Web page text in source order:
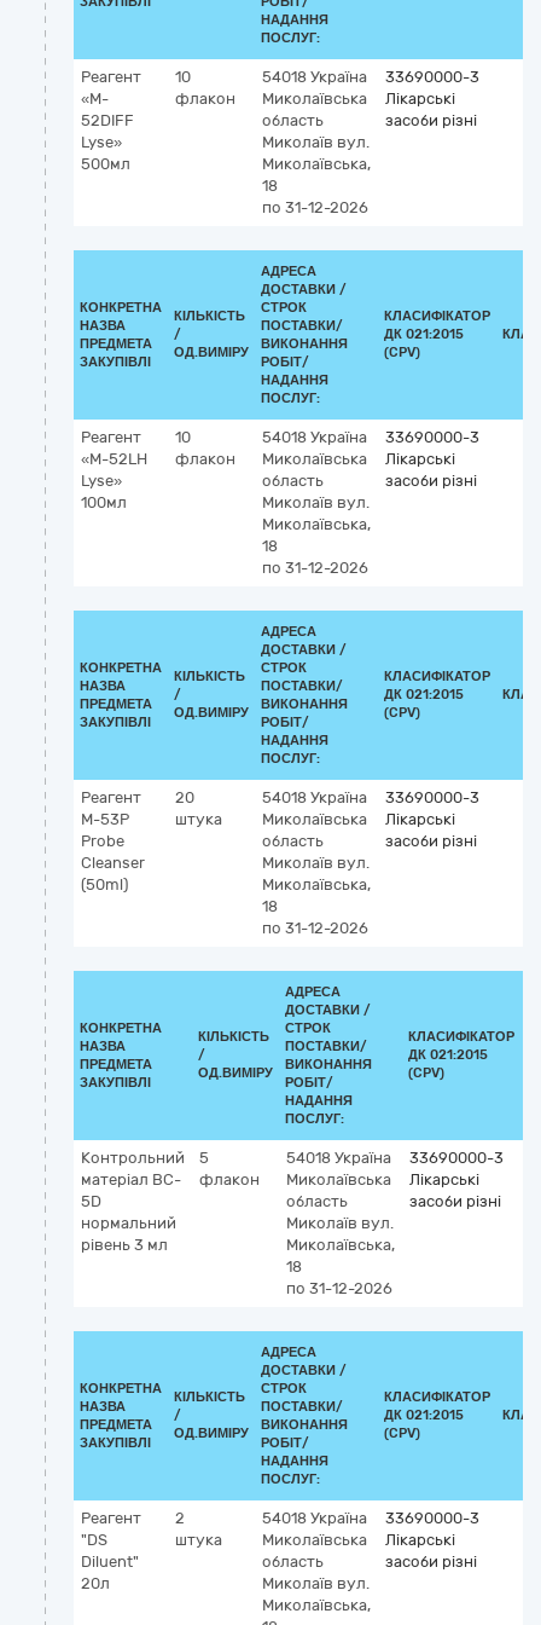
НАДАННЯ
ПОСЛУГ:
Реагент
«M-
52DIFF
Lyse»
500мл
10
флакон
54018 Україна
Миколаївська
область
Миколаїв вул.
Миколаївська,
18
по 31-12-2026
33690000-3
Лікарські
засоби різні
КОНКРЕТНА
НАЗВА
ПРЕДМЕТА
ЗАКУПІВЛІ
КІЛЬКІСТЬ
/
ОД.ВИМІРУ
АДРЕСА
ДОСТАВКИ /
СТРОК
ПОСТАВКИ/
ВИКОНАННЯ
РОБІТ/
НАДАННЯ
ПОСЛУГ:
КЛАСИФІКАТОР
ДК 021:2015
(CPV)
Реагент
«M-52LH
Lyse»
100мл
10
флакон
54018 Україна
Миколаївська
область
Миколаїв вул.
Миколаївська,
18
по 31-12-2026
33690000-3
Лікарські
засоби різні
КОНКРЕТНА
НАЗВА
ПРЕДМЕТА
ЗАКУПІВЛІ
КІЛЬКІСТЬ
/
ОД.ВИМІРУ
АДРЕСА
ДОСТАВКИ /
СТРОК
ПОСТАВКИ/
ВИКОНАННЯ
РОБІТ/
НАДАННЯ
ПОСЛУГ:
КЛАСИФІКАТОР
ДК 021:2015
(CPV)
Реагент
M-53P
Probe
Cleanser
(50ml)
20
штука
54018 Україна
Миколаївська
область
Миколаїв вул.
Миколаївська,
18
по 31-12-2026
33690000-3
Лікарські
засоби різні
КОНКРЕТНА
НАЗВА
ПРЕДМЕТА
ЗАКУПІВЛІ
КІЛЬКІСТЬ
/
ОД.ВИМІРУ
АДРЕСА
ДОСТАВКИ /
СТРОК
ПОСТАВКИ/
ВИКОНАННЯ
РОБІТ/
НАДАННЯ
ПОСЛУГ:
КЛАСИФІКАТОР
ДК 021:2015
(CPV)
Контрольний
матеріал BC-
5D
нормальний
рівень 3 мл
5
флакон
54018 Україна
Миколаївська
область
Миколаїв вул.
Миколаївська,
18
по 31-12-2026
33690000-3
Лікарські
засоби різні
КОНКРЕТНА
НАЗВА
ПРЕДМЕТА
ЗАКУПІВЛІ
КІЛЬКІСТЬ
/
ОД.ВИМІРУ
АДРЕСА
ДОСТАВКИ /
СТРОК
ПОСТАВКИ/
ВИКОНАННЯ
РОБІТ/
НАДАННЯ
ПОСЛУГ:
КЛАСИФІКАТОР
ДК 021:2015
(CPV)
Реагент
"DS
Diluent"
20л
2
штука
54018 Україна
Миколаївська
область
Миколаїв вул.
Миколаївська,
33690000-3
Лікарські
засоби різні